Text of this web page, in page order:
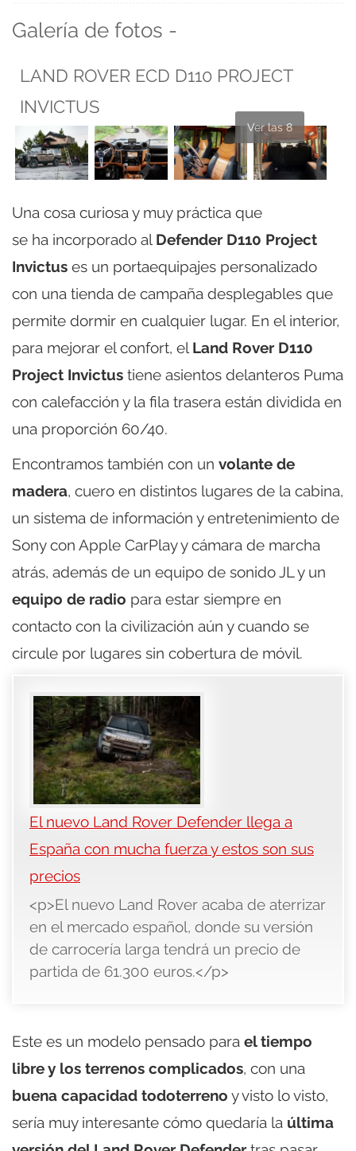
Galería de fotos -
LAND ROVER ECD D110 PROJECT
INVICTUS
Ver las 8
Una cosa curiosa y muy práctica que
se ha incorporado al Defender D110 Project
Invictus es un portaequipajes personalizado
con una tienda de campaña desplegables que
permite dormir en cualquier lugar. En el interior,
para mejorar el confort, el Land Rover D110
Project Invictus tiene asientos delanteros Puma
con calefacción y la fila trasera están dividida en
una proporción 60/40.
Encontramos también con un volante de
madera, cuero en distintos lugares de la cabina,
un sistema de información y entretenimiento de
Sony con Apple CarPlay y cámara de marcha
atrás, además de un equipo de sonido JL y un
equipo de radio para estar siempre en
contacto con la civilización aún y cuando se
circule por lugares sin cobertura de móvil.
El nuevo Land Rover Defender llega a
España con mucha fuerza y estos son sus
precios
<p>El nuevo Land Rover acaba de aterrizar
en el mercado español, donde su versión
de carrocería larga tendrá un precio de
partida de 61.300 euros.</p>
Este es un modelo pensado para el tiempo
libre y los terrenos complicados, con una
buena capacidad todoterreno y visto lo visto,
sería muy interesante cómo quedaría la última